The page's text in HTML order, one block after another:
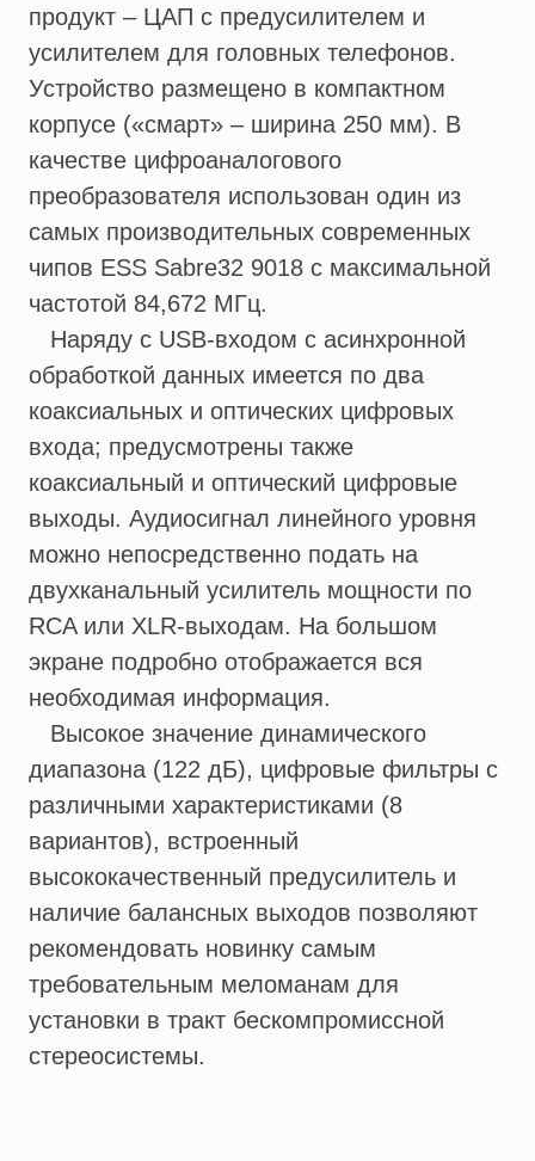
продукт – ЦАП с предусилителем и
усилителем для головных телефонов.
Устройство размещено в компактном
корпусе («смарт» – ширина 250 мм). В
качестве цифроаналогового
преобразователя использован один из
самых производительных современных
чипов ESS Sabre32 9018 с максимальной
частотой 84,672 МГц.
Наряду с USB-входом с асинхронной
обработкой данных имеется по два
коаксиальных и оптических цифровых
входа; предусмотрены также
коаксиальный и оптический цифровые
выходы. Аудиосигнал линейного уровня
можно непосредственно подать на
двухканальный усилитель мощности по
RCA или XLR-выходам. На большом
экране подробно отображается вся
необходимая информация.
Высокое значение динамического
диапазона (122 дБ), цифровые фильтры с
различными характеристиками (8
вариантов), встроенный
высококачественный предусилитель и
наличие балансных выходов позволяют
рекомендовать новинку самым
требовательным меломанам для
установки в тракт бескомпромиссной
стереосистемы.